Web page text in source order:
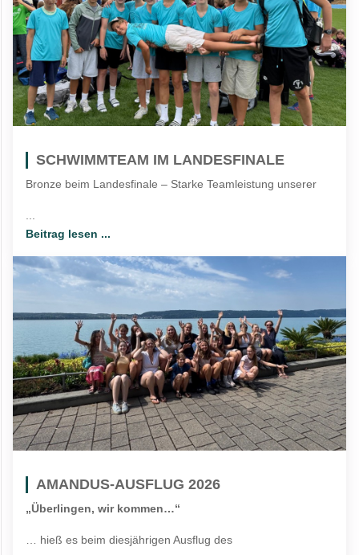
SCHWIMMTEAM IM LANDESFINALE
Bronze beim Landesfinale – Starke Teamleistung unserer
Beitrag lesen ...
AMANDUS-AUSFLUG 2026
„Überlingen, wir kommen…“
… hieß es beim diesjährigen Ausflug des